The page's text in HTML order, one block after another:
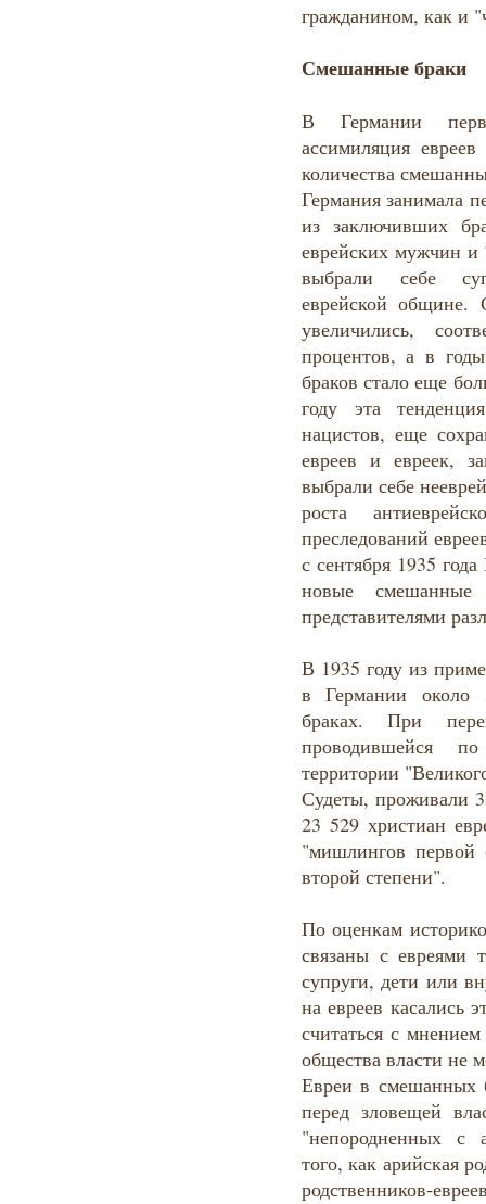
гражданином, как и
Смешанные браки
В Германии
ассимиляция
количества
Германия занимала
из заключивших
еврейских мужчин
выбрали себе
еврейской
увеличились,
процентов, а в
браков стало еще
году эта
нацистов, еще
евреев и евреек,
выбрали себе
роста
преследований
с сентября 1935
новые
представителями
В 1935 году из
в Германии
браках. При
проводившейся
территории
Судеты, проживали
23 529 христиан
"мишлингов
второй степени".
По оценкам
связаны с евреями
супруги, дети или
на евреев касались
считаться с
общества власти не
Евреи в смешанных
перед зловещей
"непородненных с
того, как арийская
родственников-